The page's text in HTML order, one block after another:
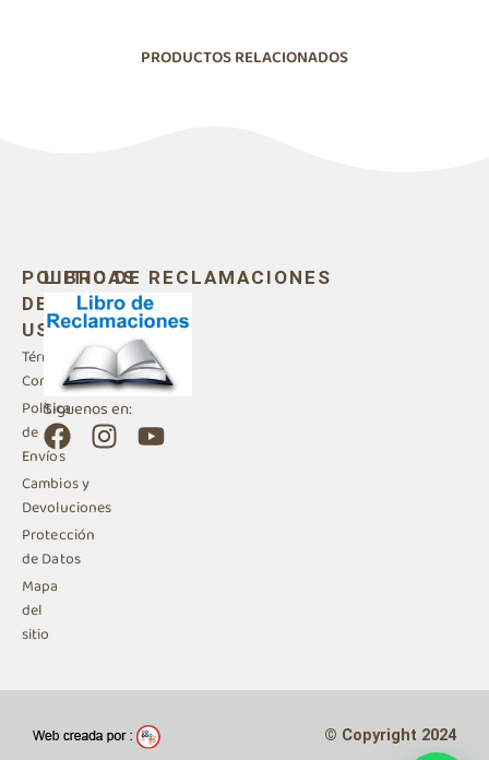
PRODUCTOS RELACIONADOS
POLITICAS
DE
USO
Términos y
Condiciones
Política
de
Envíos
Cambios y
Devoluciones
Protección
de Datos
Mapa
del
sitio
LIBRO DE RECLAMACIONES
Siguenos en:
F
a
c
e
b
o
o
I
n
t
Y
© Copyright 2024